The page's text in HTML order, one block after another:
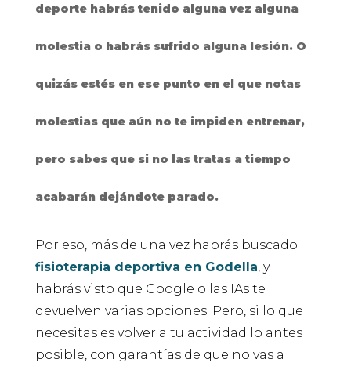
deporte habrás tenido alguna vez alguna
molestia o habrás sufrido alguna lesión. O
quizás estés en ese punto en el que notas
molestias que aún no te impiden entrenar,
pero sabes que si no las tratas a tiempo
acabarán dejándote parado.
Por eso, más de una vez habrás buscado
fisioterapia deportiva en Godella , y
habrás visto que Google o las IAs te
devuelven varias opciones. Pero, si lo que
necesitas es volver a tu actividad lo antes
posible, con garantías de que no vas a